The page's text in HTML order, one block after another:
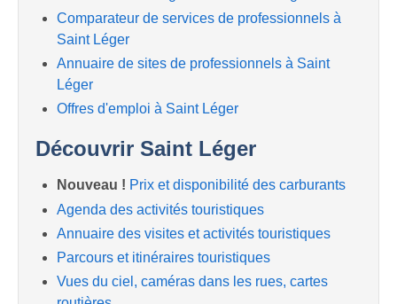
Comparateur de services de professionnels à
Saint Léger
Annuaire de sites de professionnels à Saint
Léger
Offres d'emploi à Saint Léger
Découvrir Saint Léger
Nouveau ! Prix et disponibilité des carburants
Agenda des activités touristiques
Annuaire des visites et activités touristiques
Parcours et itinéraires touristiques
Vues du ciel, caméras dans les rues, cartes